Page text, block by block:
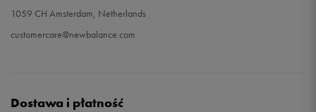
1059 CH Amsterdam, Netherlands
customercare@newbalance.com
Dostawa i płatność